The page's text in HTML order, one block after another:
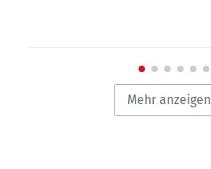
Mehr anzeigen